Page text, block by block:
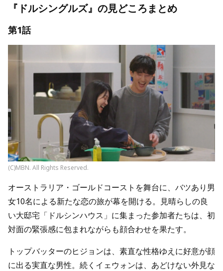
『ドルシングルズ』の見どころまとめ
第1話
(C)MBN. All Rights Reserved.
オーストラリア・ゴールドコーストを舞台に、バツあり男
女10名による新たな恋の旅が幕を開ける。見晴らしの良
い大邸宅「ドルシンハウス」に集まった参加者たちは、初
対面の緊張感に包まれながらも顔合わせを果たす。
トップバッターのヒジョンは、素直な性格ゆえに好意が顔
に出る実直な男性。続くイェウォンは、あどけない外見な